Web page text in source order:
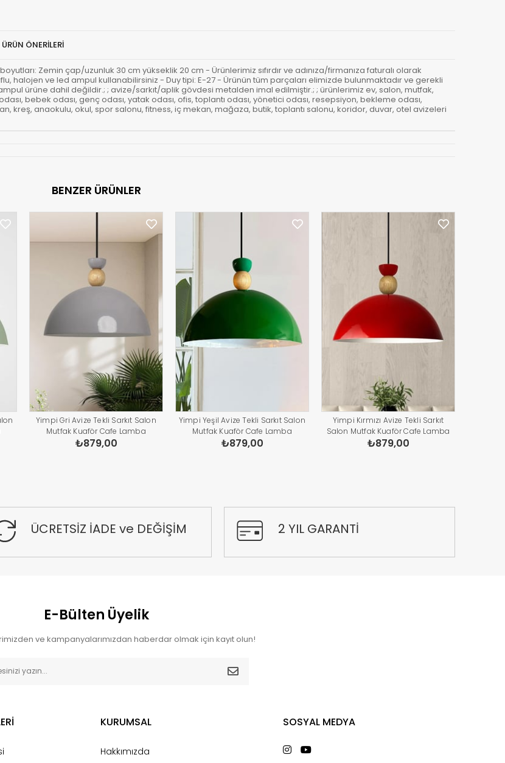
ÜRÜN ÖNERILERI
Zemin çap/uzunluk 30 cm yükseklik 20 cm - Ürünlerimiz sıfırdır ve adınıza/firmanıza faturalı olarak
halojen ve led ampul kullanabilirsiniz - Duy tipi: E-27 - Ürünün tüm parçaları elimizde bulunmaktadır ve gerekli
ürüne dahil değildir.; ; avize/sarkıt/aplik gövdesi metalden imal edilmiştir.; ; ürünlerimiz ev, salon, mutfak,
bebek odası, genç odası, yatak odası, ofis, toplantı odası, yönetici odası, resepsiyon, bekleme odası,
kreş, anaokulu, okul, spor salonu, fitness, iç mekan, mağaza, butik, toplantı salonu, koridor, duvar, otel avizeleri
BENZER ÜRÜNLER
Yimpi Gri Avize Tekli Sarkıt Salon
Mutfak Kuaför Cafe Lamba
Dekoratif Aydınlatma Pastane
₺879,00
Yimpi Yeşil Avize Tekli Sarkıt Salon
Mutfak Kuaför Cafe Lamba
Dekoratif Aydınlatma Pastane
₺879,00
Yimpi Kırmızı Avize Tekli Sarkıt
Salon Mutfak Kuaför Cafe Lamba
Dekoratif Aydınlatma Pastane
₺879,00
ÜCRETSİZ İADE ve DEĞİŞİM 2 YIL GARANTİ
E-Bülten Üyelik
ve kampanyalarımızdan haberdar olmak için kayıt olun!
KURUMSAL
Hakkımızda
SOSYAL MEDYA